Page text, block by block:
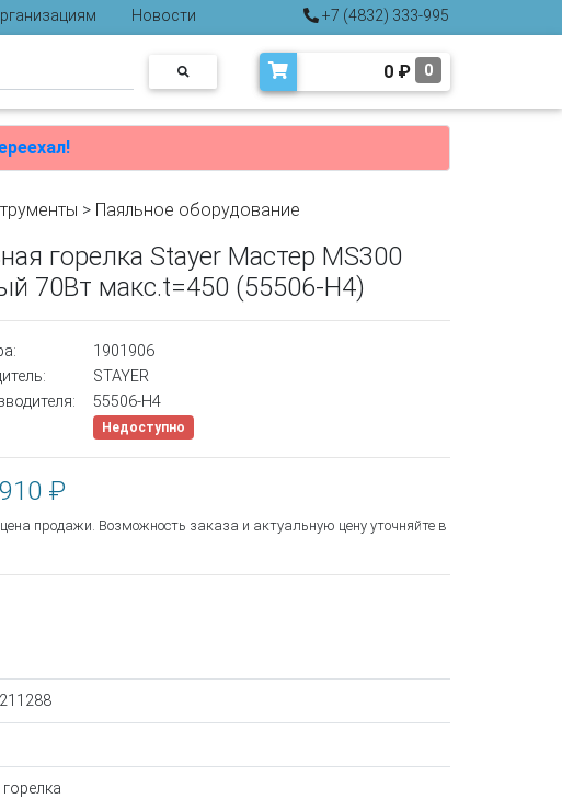
Новости
+7 (4832) 333-995
0 ₽ 0
> Паяльное оборудование
горелка Stayer Мастер MS300
70Вт макс.t=450 (55506-H4)
1901906
STAYER
55506-H4
Недоступно
910 ₽
продажи. Возможность заказа и актуальную цену уточняйте в